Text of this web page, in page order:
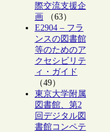
際交流支援企
画（63）
E2904 – フラ
ンスの図書館
等のためのア
クセシビリテ
ィ・ガイド
（49）
東京大学附属
図書館、第2
回デジタル図
書館コンペテ